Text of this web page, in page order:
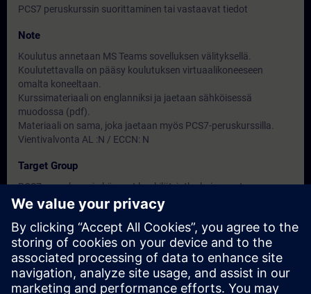
PCS7 peruskurssin suorittaminen tai vastaavat tiedot
Note
Koulutus annetaan MS Teams sovelluksen välityksellä.
Koulutettavalla on pääsy koulutuksen virtuaalikoneeseen
omalta koneeltaan.
Kurssimateriaali on englanniksi ja jaetaan sähköisessä
muodossa (pdf).
Materiaali on sama, joka jaetaan myös PCS7-peruskurssilla.
Vientivalvonta AL :N / ECCN: N
Target Group
PCS7-peruskurssin käyneet henkilöt, jotka kaipaavat
syventävää PCS7 tietoutta kurssin aiheista
Dates And Registration
Currently, no events available